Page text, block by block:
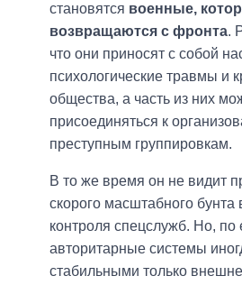
становятся военные,
возвращаются с фронта.
что они приносят с собой
психологические травмы и
общества, а часть из них
присоединяться к
преступным группировкам.
В то же время он не видит
скорого масштабного бунта
контроля спецслужб. Но, по
авторитарные системы
стабильными только